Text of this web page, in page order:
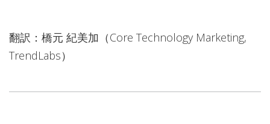
翻訳：橋元 紀美加（Core Technology Marketing,
TrendLabs）